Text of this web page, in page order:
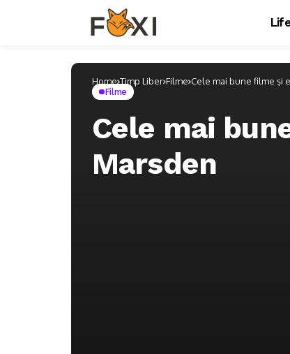
Home Timp Liber Filme Cele mai bune filme și
Filme
Cele mai
Marsden